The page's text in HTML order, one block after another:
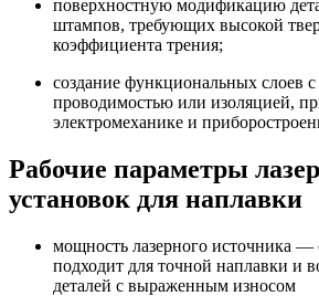
поверхностную модификацию
штампов, требующих высокой
коэффициента трения;
создание функциональных слоев с
проводимостью или изоляцией,
электромеханике и
Рабочие параметры
установок для наплавки
мощность лазерного источника —
подходит для точной наплавки и
деталей с выраженным износом